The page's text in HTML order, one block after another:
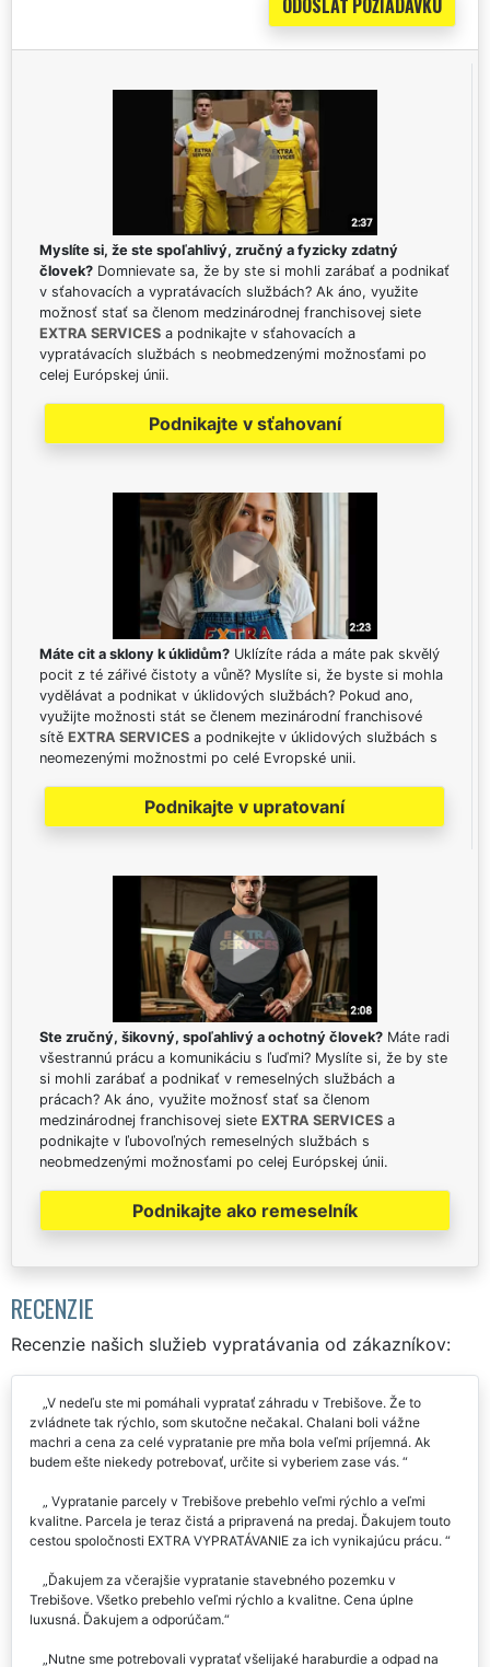
Myslíte si, že ste spoľahlivý, zručný a fyzicky zdatný
človek? Domnievate sa, že by ste si mohli zarábať a podnikať
v sťahovacích a vypratávacích službách? Ak áno, využite
možnosť stať sa členom medzinárodnej franchisovej siete
EXTRA SERVICES a podnikajte v sťahovacích a
vypratávacích službách s neobmedzenými možnosťami po
celej Európskej únii.
Podnikajte v sťahovaní
Máte cit a sklony k úklidům? Uklízíte ráda a máte pak skvělý
pocit z té zářivé čistoty a vůně? Myslíte si, že byste si mohla
vydělávat a podnikat v úklidových službách? Pokud ano,
využijte možnosti stát se členem mezinárodní franchisové
sítě EXTRA SERVICES a podnikejte v úklidových službách s
neomezenými možnostmi po celé Evropské unii.
Podnikajte v upratovaní
Ste zručný, šikovný, spoľahlivý a ochotný človek? Máte radi
všestrannú prácu a komunikáciu s ľuďmi? Myslíte si, že by ste
si mohli zarábať a podnikať v remeselných službách a
prácach? Ak áno, využite možnosť stať sa členom
medzinárodnej franchisovej siete EXTRA SERVICES a
podnikajte v ľubovoľných remeselných službách s
neobmedzenými možnosťami po celej Európskej únii.
Podnikajte ako remeselník
RECENZIE
Recenzie našich služieb vypratávania od zákazníkov:
V nedeľu ste mi pomáhali vypratať záhradu v Trebišove. Že to
zvládnete tak rýchlo, som skutočne nečakal. Chalani boli vážne
machri a cena za celé vypratanie pre mňa bola veľmi príjemná. Ak
budem ešte niekedy potrebovať, určite si vyberiem zase vás.
Vypratanie parcely v Trebišove prebehlo veľmi rýchlo a veľmi
kvalitne. Parcela je teraz čistá a pripravená na predaj. Ďakujem touto
cestou spoločnosti EXTRA VYPRATÁVANIE za ich vynikajúcu prácu.
Ďakujem za včerajšie vypratanie stavebného pozemku v
Trebišove. Všetko prebehlo veľmi rýchlo a kvalitne. Cena úplne
luxusná. Ďakujem a odporúčam.
Nutne sme potrebovali vypratať všelijaké haraburdie a odpad na